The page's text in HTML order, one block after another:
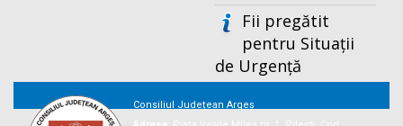
Fii pregătit
pentru Situații
de Urgență
Consiliul Județean Argeș